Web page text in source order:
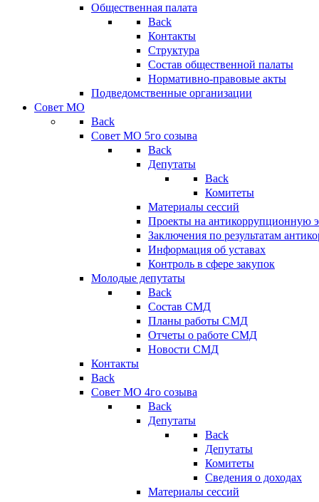
Общественная палата
Back
Контакты
Структура
Состав общественной палаты
Нормативно-правовые акты
Подведомственные организации
Совет МО
Back
Совет МО 5го созыва
Back
Депутаты
Back
Комитеты
Материалы сессий
Проекты на антикоррупционную
Заключения по результатам
Информация об уставах
Контроль в сфере закупок
Молодые депутаты
Back
Состав СМД
Планы работы СМД
Отчеты о работе СМД
Новости СМД
Контакты
Back
Совет МО 4го созыва
Back
Депутаты
Back
Депутаты
Комитеты
Сведения о доходах
Материалы сессий